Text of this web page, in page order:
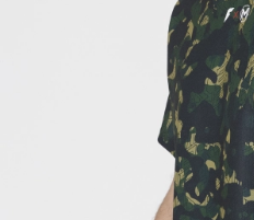
Новосибирская область (3)
Республика Башкортостан (3)
Республика Татарстан (2)